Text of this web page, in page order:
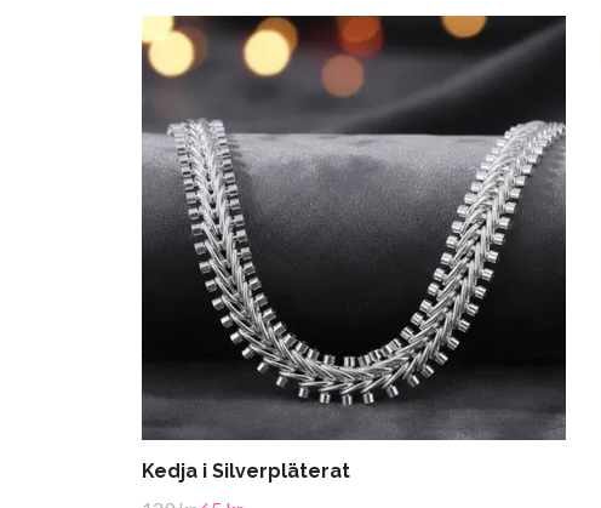
Kedja i Silverpläterat